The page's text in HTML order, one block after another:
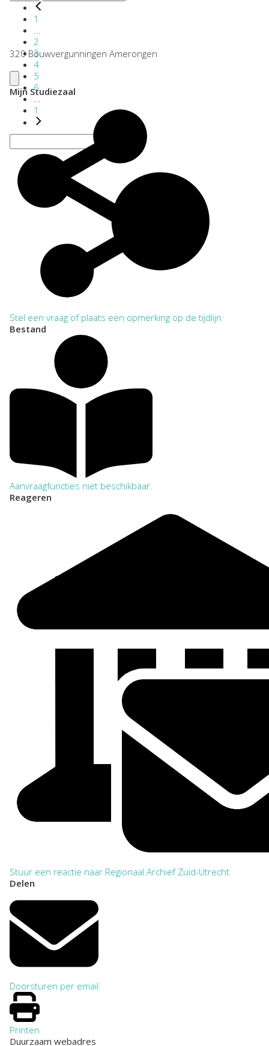
1
2
3
4
5
6
...
1
320 Bouwvergunningen Amerongen
Mijn Studiezaal
Stel een vraag of plaats een opmerking op de tijdlijn
Bestand
Aanvraagfuncties niet beschikbaar.
Reageren
Stuur een reactie naar Regionaal Archief Zuid-Utrecht
Delen
Doorsturen per email
Printen
Duurzaam webadres